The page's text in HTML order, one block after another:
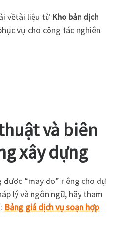
vềtài liệu từ Kho bản dịch
vụ cho công tác nghiên
và biên
xây dựng
được “may đo” riêng cho dự
lý và ngôn ngữ, hãy tham
Bảng giá dịch vụ soạn hợp